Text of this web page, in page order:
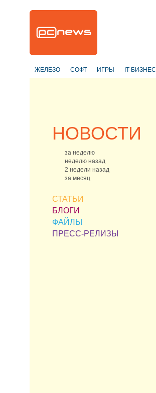
ЖЕЛЕЗО СОФТ ИГРЫ IT-БИЗНЕС
НОВОСТИ
за неделю
неделю назад
2 недели назад
за месяц
СТАТЬИ
БЛОГИ
ФАЙЛЫ
ПРЕСС-РЕЛИЗЫ